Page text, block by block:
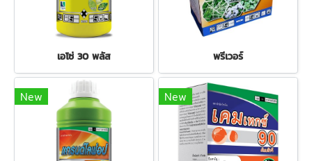
เอโซ่ 30 พลัส พรีเวอร์
New New